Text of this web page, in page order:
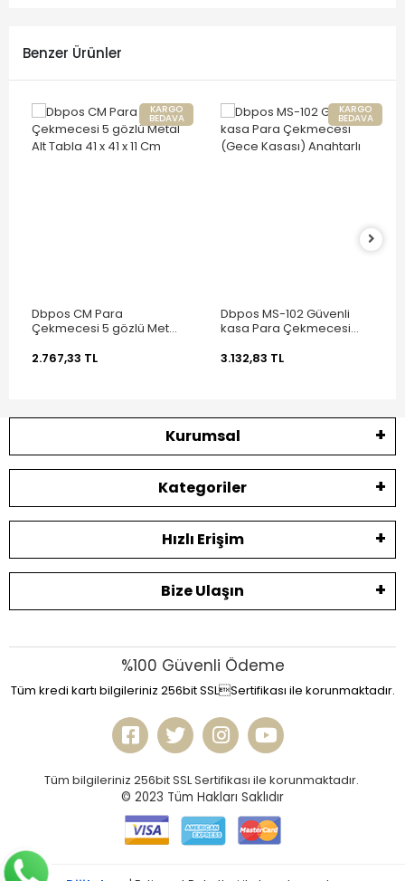
Benzer Ürünler
KARGO
BEDAVA
Dbpos CM Para
Çekmecesi 5 gözlü Metal
2.767,33 TL
KARGO
BEDAVA
Dbpos MS-102 Güvenli
kasa Para Çekmecesi
3.132,83 TL
Kurumsal
Kategoriler
Hızlı Erişim
Bize Ulaşın
%100 Güvenli Ödeme
Tüm kredi kartı bilgileriniz 256bit SSLSertifikası ile korunmaktadır.
Tüm bilgileriniz 256bit SSL Sertifikası ile korunmaktadır.
© 2023 Tüm Hakları Saklıdır